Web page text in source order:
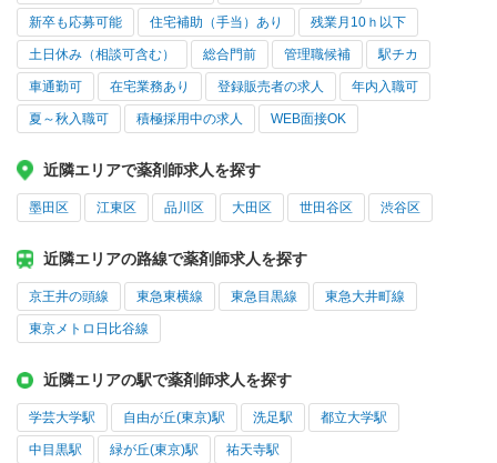
新卒も応募可能 住宅補助（手当）あり 残業月10ｈ以下
土日休み（相談可含む） 総合門前 管理職候補 駅チカ
車通勤可 在宅業務あり 登録販売者の求人 年内入職可
夏～秋入職可 積極採用中の求人 WEB面接OK
近隣エリアで薬剤師求人を探す
墨田区 江東区 品川区 大田区 世田谷区 渋谷区
近隣エリアの路線で薬剤師求人を探す
京王井の頭線 東急東横線 東急目黒線 東急大井町線
東京メトロ日比谷線
近隣エリアの駅で薬剤師求人を探す
学芸大学駅 自由が丘(東京)駅 洗足駅 都立大学駅
中目黒駅 緑が丘(東京)駅 祐天寺駅